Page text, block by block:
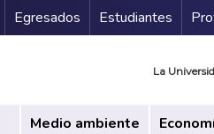
Secundario
Egresados Estudiantes
La
Medio ambiente